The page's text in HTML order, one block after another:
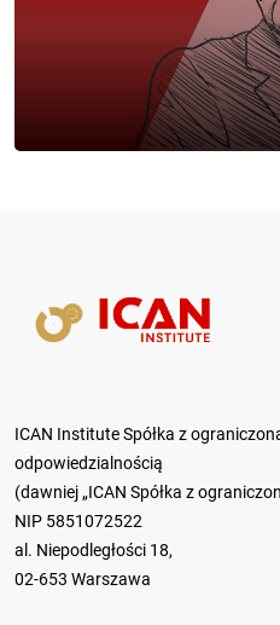
ICAN Institute Spółka z
odpowiedzialnością
(dawniej „ICAN Spółka z
NIP 5851072522
al. Niepodległości 18,
02-653 Warszawa